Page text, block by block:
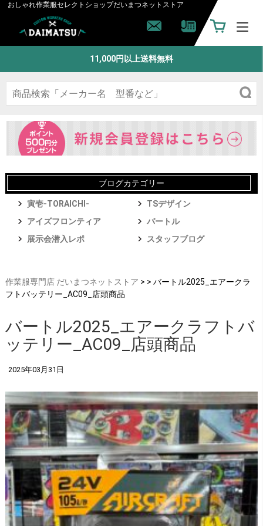
おしゃれ作業服セレクトショップだいまつネットストア
11,000円以上送料無料
ブログカテゴリー
寅壱-TORAICHI-
TSデザイン
アイズフロンティア
バートル
展示会潜入レポ
スタッフブログ
作業服専門店 だいまつネットストア > > バートル2025_エアークラ
フトバッテリー_AC09_店頭商品
バートル2025_エアークラフトバ
ッテリー_AC09_店頭商品
2025年03月31日